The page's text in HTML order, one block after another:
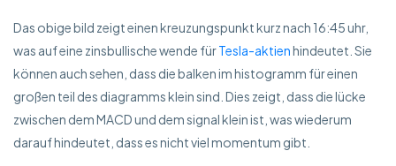
Das obige bild zeigt einen kreuzungspunkt kurz nach 16:45 uhr,
was auf eine zinsbullische wende fürTesla-aktienhindeutet. Sie
können auch sehen, dass die balken im histogramm für einen
großen teil des diagramms klein sind. Dies zeigt, dass die lücke
zwischen dem MACD und dem signal klein ist, was wiederum
darauf hindeutet, dass es nicht viel momentum gibt.